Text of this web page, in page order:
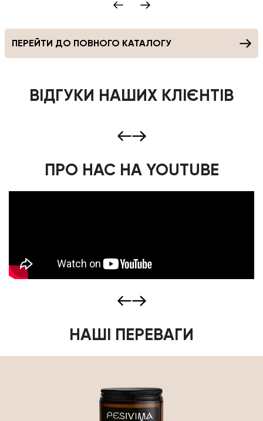
ПЕРЕЙТИ ДО ПОВНОГО КАТАЛОГУ
ВІДГУКИ НАШИХ КЛІЄНТІВ
ПРО НАС НА YOUTUBE
НАШІ ПЕРЕВАГИ